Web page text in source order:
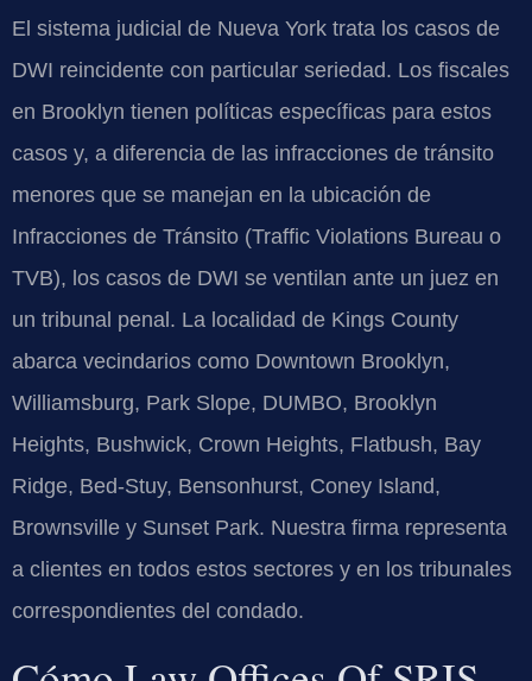
El sistema judicial de Nueva York trata los casos de
DWI reincidente con particular seriedad. Los fiscales
en Brooklyn tienen políticas específicas para estos
casos y, a diferencia de las infracciones de tránsito
menores que se manejan en la ubicación de
Infracciones de Tránsito (Traffic Violations Bureau o
TVB), los casos de DWI se ventilan ante un juez en
un tribunal penal. La localidad de Kings County
abarca vecindarios como Downtown Brooklyn,
Williamsburg, Park Slope, DUMBO, Brooklyn
Heights, Bushwick, Crown Heights, Flatbush, Bay
Ridge, Bed-Stuy, Bensonhurst, Coney Island,
Brownsville y Sunset Park. Nuestra firma representa
a clientes en todos estos sectores y en los tribunales
correspondientes del condado.